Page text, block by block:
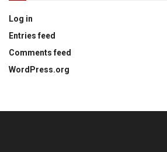
Log in
Entries feed
Comments feed
WordPress.org